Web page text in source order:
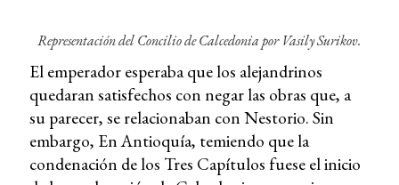
Representación del Concilio de Calcedonia por Vasily Surikov.
El emperador esperaba que los alejandrinos
quedaran satisfechos con negar las obras que, a
su parecer, se relacionaban con Nestorio. Sin
embargo, En Antioquía, temiendo que la
condenación de los Tres Capítulos fuese el inicio